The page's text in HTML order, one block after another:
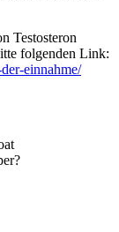
Testosteron
folgenden Link:
einnahme/